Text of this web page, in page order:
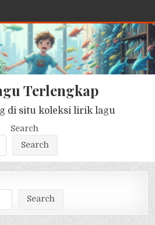
Terlengkap
di situ koleksi lirik lagu
Search
Search
Search